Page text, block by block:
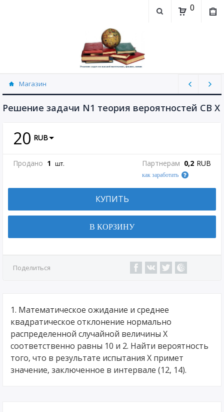
0
Магазин
Теория вероятностей (рассылаю Doc+PDF)
Решение задачи N1 теория вероятностей СВ X
20 RUB
Продано 1 шт. Партнерам 0,2 RUB
как заработать
КУПИТЬ
В КОРЗИНУ
Поделиться
1. Математическое ожидание и среднее
квадратическое отклонение нормально
распределенной случайной величины X
соответственно равны 10 и 2. Найти вероятность
того, что в результате испытания X примет
значение, заключенное в интервале (12, 14).